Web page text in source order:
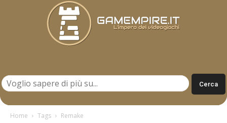
Home Tags Remake